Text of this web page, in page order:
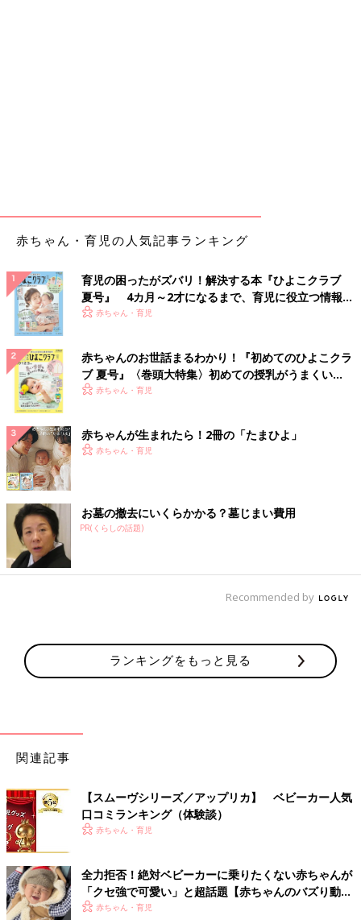
それでは、赤ちゃんにとっての、ベビーカーの振動によるストレ
スは、どのくらいのレベルなのでしょうか？
赤ちゃんが日常生活で感じているストレスと、先と同様にだ液中
安静にしているときを100とすると…
●ベビーカー走行時（シートに衝撃吸収材を使用していないタイ
プ）：197.5
●ママの姿が見当たらないとき：189.5
●おむつが汚れたとき：198.4
●おなかが空いたとき：231.3
●ママが不機嫌で無表情なとき：269.6
なんと、ベビーカーの“振動ストレス”は、ママの姿が見えなくて
小さくて華奢な体の赤ちゃんにとって、ベビーカーの振動は大人
の想像以上に、ストレスがかかることだということがわかりまし
にできることは？
せっかくのおでかけ、赤ちゃんにとってもストレスなく、楽しい
そのためにできることは、どんなことでしょうか。
時間に余裕を持ってでかける
赤ちゃん・育児の人気記事ランキング
育児の困ったがズバリ！解決する本『ひよこクラブ
夏号』 4カ月～2才になるまで、育児に役立つ情報が
いっぱい！
赤ちゃん・育児
赤ちゃんのお世話まるわかり！『初めてのひよこクラ
ブ 夏号』〈巻頭大特集〉初めての授乳がうまくい
く！ おっぱい・ミルクの基本と夏のトラブル 解決テ
赤ちゃん・育児
赤ちゃんが生まれたら！2冊の「たまひよ」
赤ちゃん・育児
お墓の撤去にいくらかかる？墓じまい費用
PR(くらしの話題)
Recommended by
ランキングをもっと見る
関連記事
【スムーヴシリーズ／アップリカ】 ベビーカー人気
口コミランキング（体験談）
赤ちゃん・育児
全力拒否！絶対ベビーカーに乗りたくない赤ちゃんが
「クセ強で可愛い」と超話題【赤ちゃんのバズり動
画】赤ちゃん・育児